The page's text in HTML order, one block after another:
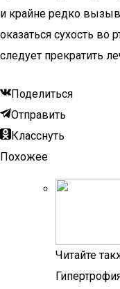
и крайне редко
оказаться сухость во
следует прекратить
Поделиться
Отправить
Класснуть
Похожее
Читайте